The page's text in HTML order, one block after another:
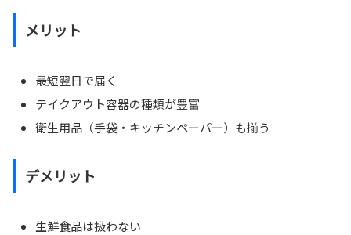
メリット
最短翌日で届く
テイクアウト容器の種類が豊富
衛生用品（手袋・キッチンペーパー）も揃う
デメリット
生鮮食品は扱わない